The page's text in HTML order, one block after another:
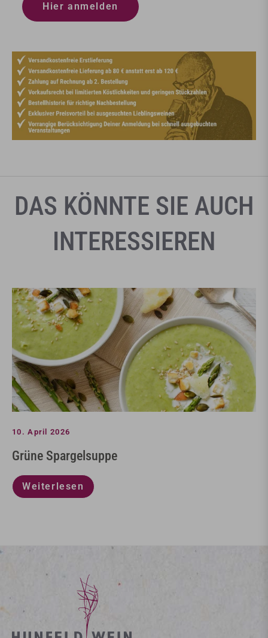
Hier anmelden
DAS KÖNNTE SIE AUCH
INTERESSIEREN
10. April 2026
Grüne Spargelsuppe
Weiterlesen